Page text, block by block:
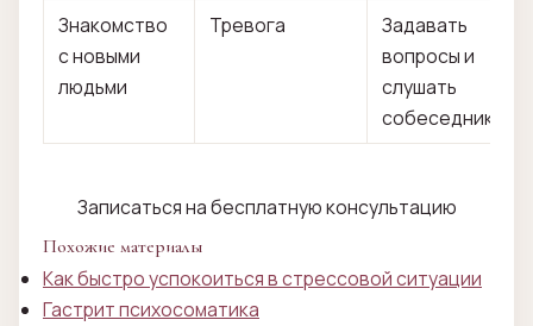
Знакомство
с новыми
людьми
Тревога
Задавать
вопросы и
слушать
собеседника
Записаться на бесплатную консультацию
Похожие материалы
Как быстро успокоиться в стрессовой ситуации
Гастрит психосоматика